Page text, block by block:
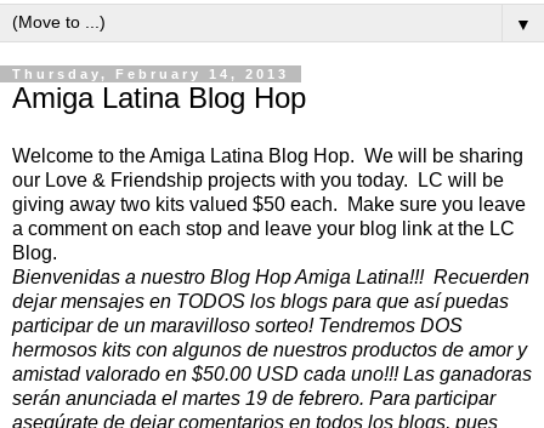
▼
Thursday, February 14, 2013
Amiga Latina Blog Hop
Welcome to the Amiga Latina Blog Hop. We will be sharing
our Love & Friendship projects with you today. LC will be
giving away two kits valued $50 each. Make sure you leave
a comment on each stop and leave your blog link at the LC
Blog.
Bienvenidas a nuestro Blog Hop Amiga Latina!!! Recuerden
dejar mensajes en TODOS los blogs para que así puedas
participar de un maravilloso sorteo! Tendremos DOS
hermosos kits con algunos de nuestros productos de amor y
amistad valorado en $50.00 USD cada uno!!! Las ganadoras
serán anunciada el martes 19 de febrero. Para participar
asegúrate de dejar comentarios en todos los blogs, pues